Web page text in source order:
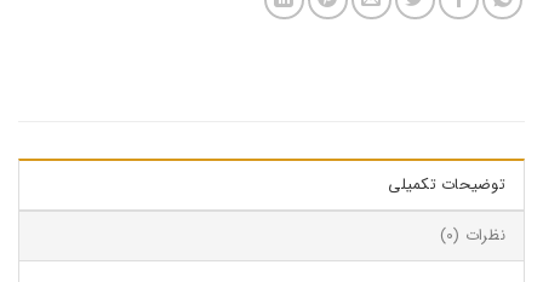
توضیحات تکمیلی
نظرات (0)